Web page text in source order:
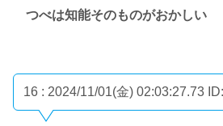
つべは知能そのものがおかしい
16 : 2024/11/01(金) 02:03:27.73